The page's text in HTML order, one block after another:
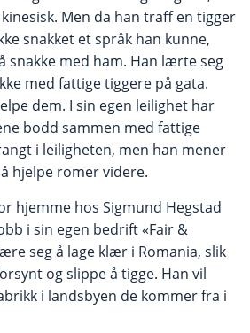
Men da han traff en tigger
snakket et språk han kunne,
snakke med ham. Han lærte seg
med fattige tiggere på gata.
dem. I sin egen leilighet har
bodd sammen med fattige
i leiligheten, men han mener
hjelpe romer videre.
hjemme hos Sigmund Hegstad
i sin egen bedrift «Fair &
seg å lage klær i Romania, slik
og slippe å tigge. Han vil
i landsbyen de kommer fra i